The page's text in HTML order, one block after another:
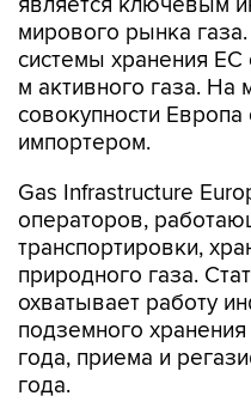
является ключевым
мирового рынка
системы хранения ЕС
м активного газа.
совокупности
импортером.
Gas Infrastructure
операторов,
транспортировки,
природного газа.
охватывает работу
подземного хранения
года, приема и
года.